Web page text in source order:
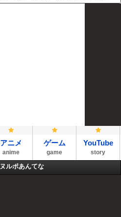
アニメ
anime
ゲーム
game
YouTube
story
ヌルポあんてな